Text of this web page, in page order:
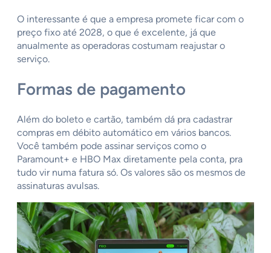
O interessante é que a empresa promete ficar com o
preço fixo até 2028, o que é excelente, já que
anualmente as operadoras costumam reajustar o
serviço.
Formas de pagamento
Além do boleto e cartão, também dá pra cadastrar
compras em débito automático em vários bancos.
Você também pode assinar serviços como o
Paramount+ e HBO Max diretamente pela conta, pra
tudo vir numa fatura só. Os valores são os mesmos de
assinaturas avulsas.